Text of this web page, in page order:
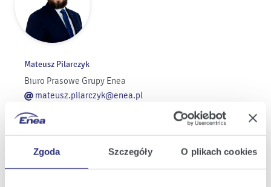
Zgoda Szczegóły O plikach cookies
Mateusz Pilarczyk
Biuro Prasowe Grupy Enea
mateusz.pilarczyk@enea.pl
+48 61 884 31 41
Pozostałe kontakty